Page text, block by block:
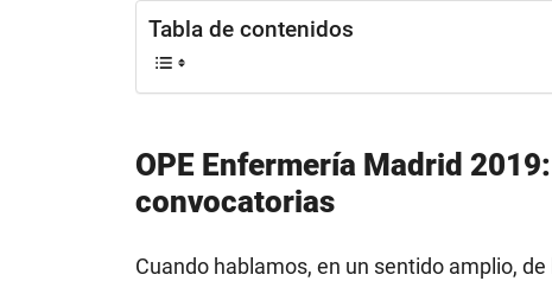
Tabla de contenidos
OPE Enfermería Madrid
convocatorias
Cuando hablamos, en un sentido amplio,